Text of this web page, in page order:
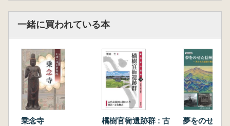
一緒に買われている本
乗念寺
橘樹官衙遺跡群 : 古
夢をのせた